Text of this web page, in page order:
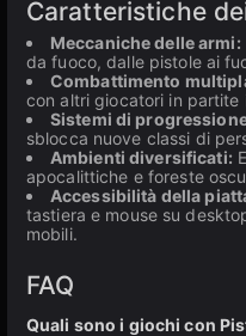
Caratteristiche
Meccaniche delle armi:
da fuoco, dalle pistole ai
Combattimento
con altri giocatori in partite
Sistemi di
sblocca nuove classi di
Ambienti diversificati:
apocalittiche e foreste
Accessibilità della
tastiera e mouse su
mobili.
FAQ
Quali sono i giochi con